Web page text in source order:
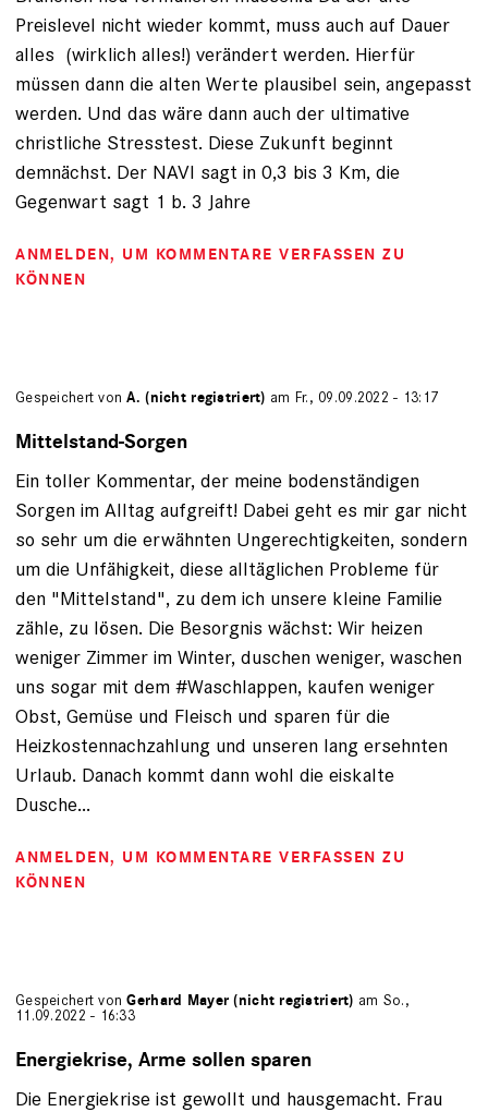
Preislevel nicht wieder kommt, muss auch auf Dauer
alles (wirklich alles!) verändert werden. Hierfür
müssen dann die alten Werte plausibel sein, angepasst
werden. Und das wäre dann auch der ultimative
christliche Stresstest. Diese Zukunft beginnt
demnächst. Der NAVI sagt in 0,3 bis 3 Km, die
Gegenwart sagt 1 b. 3 Jahre
ANMELDEN, UM KOMMENTARE VERFASSEN ZU
KÖNNEN
Gespeichert vonA. (nicht registriert) am Fr., 09.09.2022 - 13:17
Mittelstand-Sorgen
Ein toller Kommentar, der meine bodenständigen
Sorgen im Alltag aufgreift! Dabei geht es mir gar nicht
so sehr um die erwähnten Ungerechtigkeiten, sondern
um die Unfähigkeit, diese alltäglichen Probleme für
den "Mittelstand", zu dem ich unsere kleine Familie
zähle, zu lösen. Die Besorgnis wächst: Wir heizen
weniger Zimmer im Winter, duschen weniger, waschen
uns sogar mit dem #Waschlappen, kaufen weniger
Obst, Gemüse und Fleisch und sparen für die
Heizkostennachzahlung und unseren lang ersehnten
Urlaub. Danach kommt dann wohl die eiskalte
Dusche...
ANMELDEN, UM KOMMENTARE VERFASSEN ZU
KÖNNEN
Gespeichert vonGerhard Mayer (nicht registriert) am So.,
11.09.2022 - 16:33
Energiekrise, Arme sollen sparen
Die Energiekrise ist gewollt und hausgemacht. Frau